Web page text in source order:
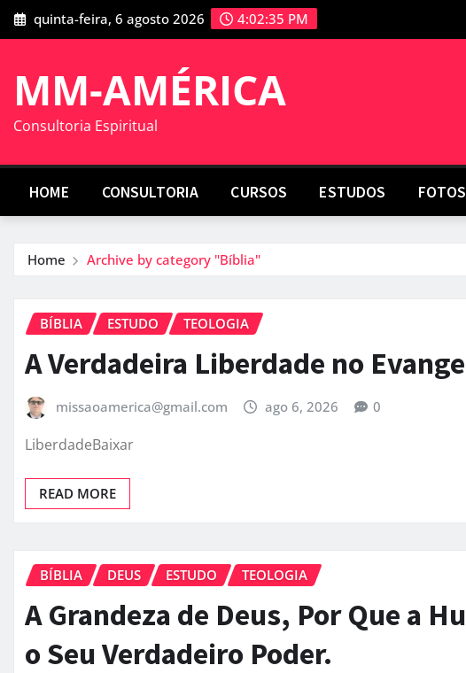
Skip
to
quinta-feira, 6 agosto 2026 4:02:36 PM
MM-AMÉRICA
Consultoria Espiritual
HOME CONSULTORIA CURSOS ESTUDOS FOTOS
Home Archive by category "Bíblia"
BÍBLIA ESTUDO TEOLOGIA
A Verdadeira Liberdade no
missaoamerica@gmail.com ago 6, 2026 0
LiberdadeBaixar
READ MORE
BÍBLIA DEUS ESTUDO TEOLOGIA
A Grandeza de Deus, Por Que a
o Seu Verdadeiro Poder.